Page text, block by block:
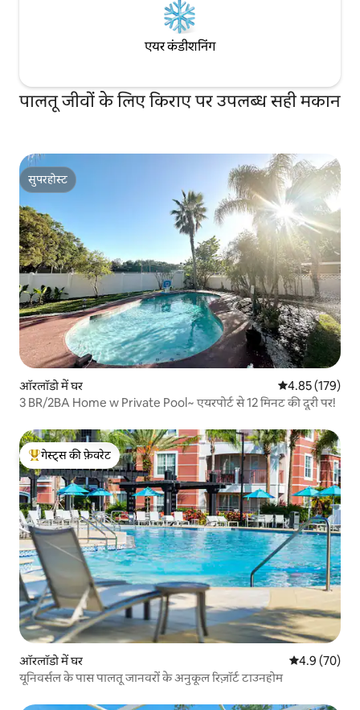
एयर कंडीशनिंग
पालतू जीवों के लिए किराए पर उपलब्ध सही मकान
सुपरहोस्ट
सुपरहोस्ट
ऑरलॉडो में घर औसत रेटिंग 5 में से
4.85 (179)
3 BR/2BA Home w Private Pool~ एयरपोर्ट से 12 मिनट की दूरी पर!
गेस्ट्स का टॉप फ़ेवरेट
गेस्ट्स की फ़ेवरेट
ऑरलॉडो में घर औसत रेटिंग 5 में
4.9 (70)
यूनिवर्सल के पास पालतू जानवरों के अनुकूल रिज़ॉर्ट टाउनहोम